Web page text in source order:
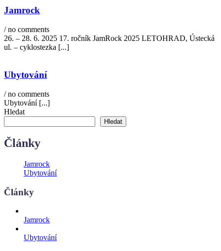
Jamrock
/ no comments
26. – 28. 6. 2025 17. ročník JamRock 2025 LETOHRAD, Ústecká
ul. – cyklostezka [...]
Ubytování
/ no comments
Ubytování [...]
Hledat
Hledat
Články
Jamrock
Ubytování
Články
Jamrock
Ubytování